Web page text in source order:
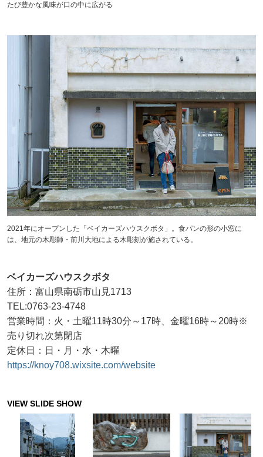
たび豊かな風味が口の中に広がる
2021年にオープンした「ベイカーズハウスクボタ」。食パンの形の小窓に
は、地元の木彫師・前川大地による木彫刻が施されている。
ベイカーズハウスクボタ
住所：富山県南砺市山見1713
TEL:0763-23-4748
営業時間：火・土曜11時30分～17時、金曜16時～20時※
売り切れ次第閉店
定休日：日・月・水・木曜
https://knoy708.wixsite.com/website